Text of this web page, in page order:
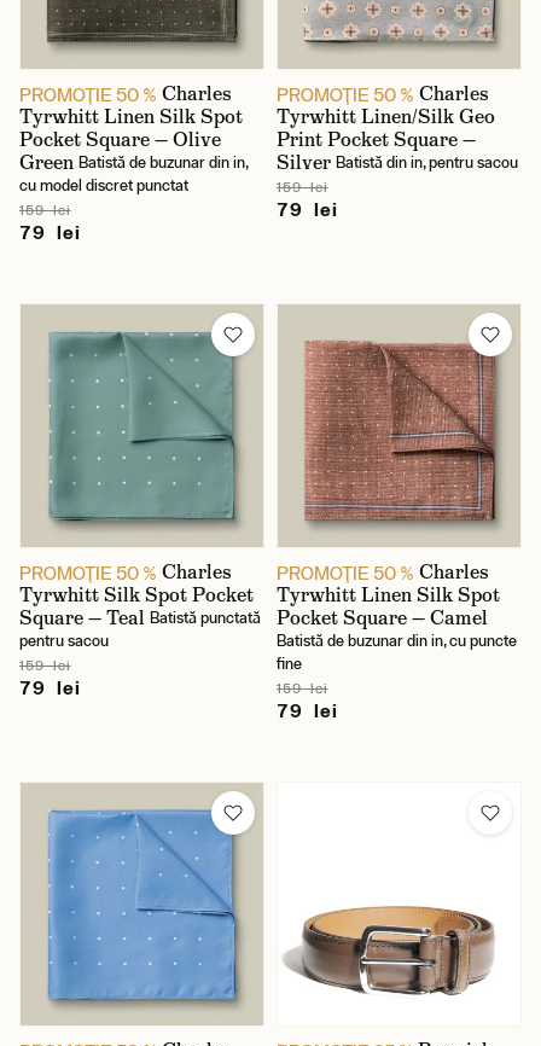
PROMOŢIE 50 % Charles
Tyrwhitt Linen Silk Spot
Pocket Square — Olive
Green Batistă de buzunar din in,
cu model discret punctat
159 lei
79 lei
PROMOŢIE 50 % Charles
Tyrwhitt Linen/Silk Geo
Print Pocket Square —
Silver Batistă din in, pentru sacou
159 lei
79 lei
PROMOŢIE 50 % Charles
Tyrwhitt Silk Spot Pocket
Square — Teal Batistă punctată
pentru sacou
159 lei
79 lei
PROMOŢIE 50 % Charles
Tyrwhitt Linen Silk Spot
Pocket Square — Camel
Batistă de buzunar din in, cu puncte
fine
159 lei
79 lei